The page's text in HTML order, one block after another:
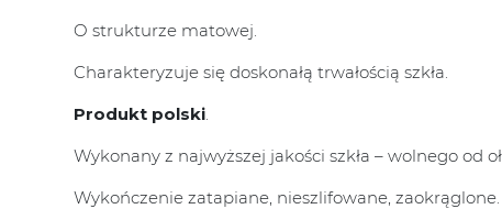
O strukturze matowej.
Charakteryzuje się doskonałą trwałością szkła.
Produkt polski.
Wykonany z najwyższej jakości szkła – wolnego od
Wykończenie zatapiane, nieszlifowane, zaokrąglone.